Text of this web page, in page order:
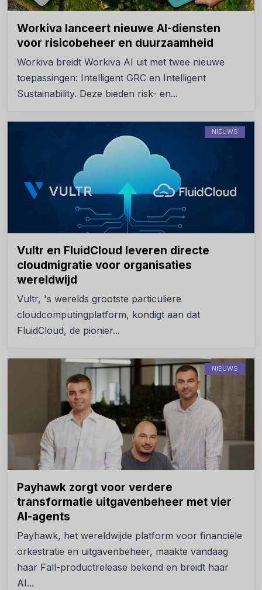
Workiva lanceert nieuwe AI-diensten
voor risicobeheer en duurzaamheid
Workiva breidt Workiva AI uit met twee nieuwe
toepassingen: Intelligent GRC en Intelligent
Sustainability. Deze bieden risk- en...
NIEUWS
Vultr en FluidCloud leveren directe
cloudmigratie voor organisaties
wereldwijd
Vultr, 's werelds grootste particuliere
cloudcomputingplatform, kondigt aan dat
FluidCloud, de pionier...
NIEUWS
Payhawk zorgt voor verdere
transformatie uitgavenbeheer met vier
AI-agents
Payhawk, het wereldwijde platform voor financiële
orkestratie en uitgavenbeheer, maakte vandaag
haar Fall-productrelease bekend en breidt haar
AI...